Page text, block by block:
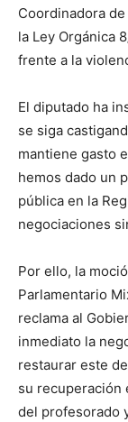
Coordinadora
la Ley Orgánica
frente a la
El diputado ha
se siga
mantiene gasto
hemos dado un
pública en la
negociaciones
Por ello, la
Parlamentario
reclama al
inmediato la
restaurar este
su recuperación
del profesorado